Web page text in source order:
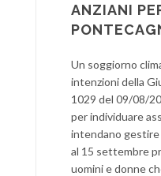
ANZIANI
Un soggiorno
intenzioni della
1029 del 09/08/
per individuare
intendano gestire
al 15 settembre
uomini e donne